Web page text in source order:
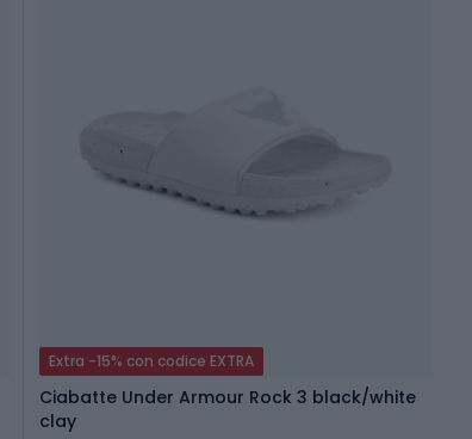
Extra -15% con codice EXTRA
Ciabatte Under Armour Rock 3 black/white
clay